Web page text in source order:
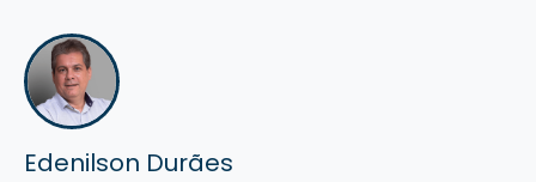
Edenilson Durães